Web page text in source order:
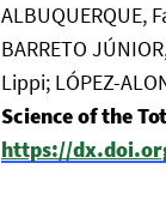
ALBUQUERQUE,
BARRETO
Lippi; LÓPEZ-
Science of the
https://